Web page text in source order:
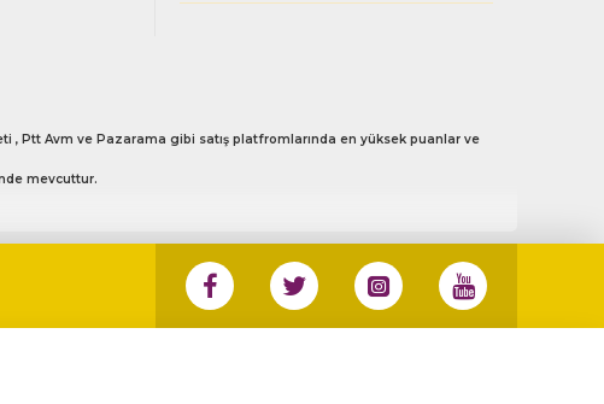
, Ptt Avm ve Pazarama gibi satış platfromlarında en yüksek puanlar ve
mevcuttur.
0533 133 45 57 no’ lu numaradan ister whatsapp aracılığı ile ister